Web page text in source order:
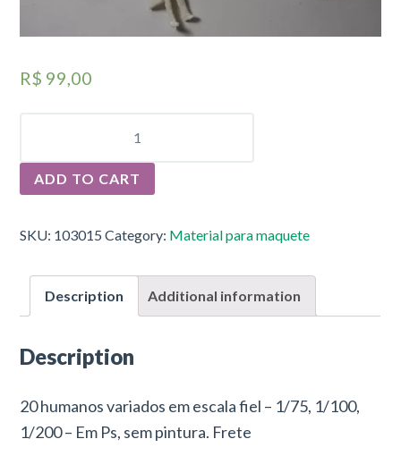
R$ 99,00
ADD TO CART
SKU: 103015 Category: Material para maquete
Description Additional information
Description
20 humanos variados em escala fiel – 1/75, 1/100,
1/200 – Em Ps, sem pintura. Frete